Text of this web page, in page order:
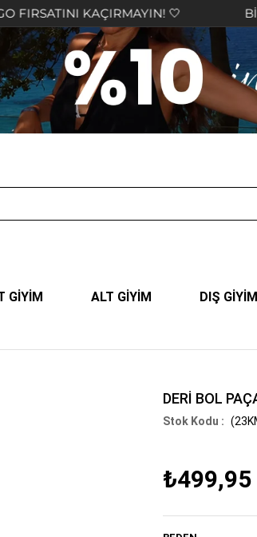
KAÇIRMAYIN! 🤍 BİZİ TERCİH
GİYİM ALT GİYİM DIŞ GİYİM
DERİ BOL
₺499,95